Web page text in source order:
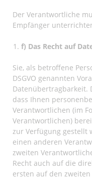
Der Verantwortliche
Empfänger
f) Das Recht auf
Sie, als betroffene
DSGVO genannten
Datenübertragbarkeit.
dass Ihnen
Verantwortlichen (im
Verantwortlichen)
zur Verfügung gestellt
einen anderen
zweiten
Recht auch auf die
ersten auf den